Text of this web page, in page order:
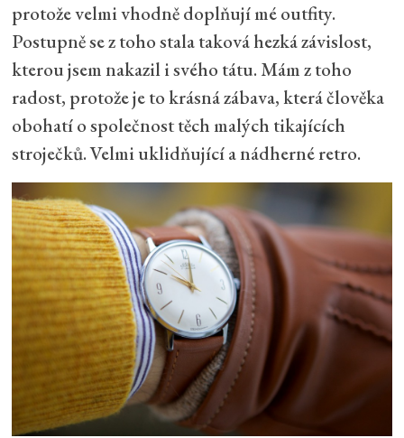
protože velmi vhodně doplňují mé outfity.
Postupně se z toho stala taková hezká závislost,
kterou jsem nakazil i svého tátu. Mám z toho
radost, protože je to krásná zábava, která člověka
obohatí o společnost těch malých tikajících
stroječků. Velmi uklidňující a nádherné retro.